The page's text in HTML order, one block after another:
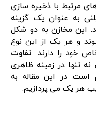
مرتبط با ذخیره‌ سازی
به عنوان یک گزینه
این مخازن به دو شکل
و هر یک از این نوع
خود را دارند. تفاوت
نه تنها در زمینه ظاهری
است. در این مقاله به
هر یک می‌ پردازیم.